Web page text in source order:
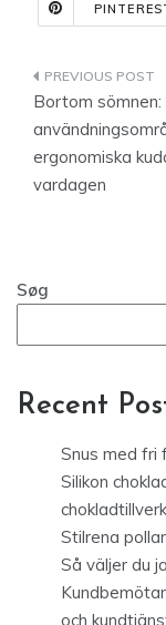
Bortom
ergonomiska
vardagen
Søg
Recent
Snus med fri
Silikon
Stilrena
Så väljer du
och